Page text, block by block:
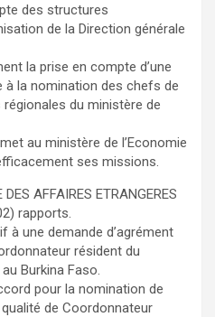
des structures
de la Direction générale
la prise en compte d’une
à la nomination des chefs de
du ministère de
au ministère de l’Economie
ses missions.
AFFAIRES ETRANGERES
rapports.
à une demande d’agrément
résident du
Burkina Faso.
pour la nomination de
de Coordonnateur